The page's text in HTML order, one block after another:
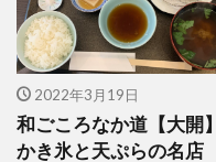
2022年3月19日
和ごころなか道【大開】
かき氷と天ぷらの名店